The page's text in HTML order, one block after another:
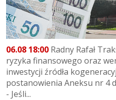
06.08 18:00 Radny Rafał
ryzyka finansowego oraz
inwestycji źródła
postanowienia Aneksu nr 4
- Jeśli...